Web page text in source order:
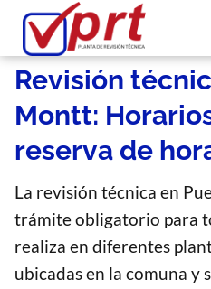
Revisión
Montt:
reserva de
La revisión técnica en
trámite obligatorio para
realiza en diferentes
ubicadas en la comuna y